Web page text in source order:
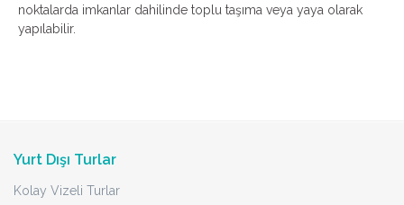
noktalarda imkanlar dahilinde toplu taşıma veya yaya olarak
yapılabilir.
Yurt Dışı Turlar
Kolay Vizeli Turlar